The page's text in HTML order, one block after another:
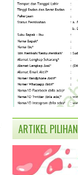
ARTIKEL PILIHAN